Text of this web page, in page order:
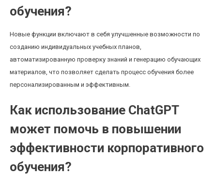
обучения?
Новые функции включают в себя улучшенные возможности по
созданию индивидуальных учебных планов,
автоматизированную проверку знаний и генерацию обучающих
материалов, что позволяет сделать процесс обучения более
персонализированным и эффективным.
Как использование ChatGPT
может помочь в повышении
эффективности корпоративного
обучения?